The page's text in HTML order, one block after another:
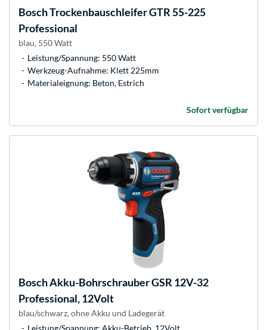
BoschTrockenbauschleifer GTR 55-225
Professional
blau, 550 Watt
Leistung/Spannung: 550 Watt
Werkzeug-Aufnahme: Klett 225mm
Materialeignung: Beton, Estrich
Sofort verfügbar
BoschAkku-Bohrschrauber GSR 12V-32
Professional, 12Volt
blau/schwarz, ohne Akku und Ladegerät
Leistung/Spannung: Akku-Betrieb, 12Volt